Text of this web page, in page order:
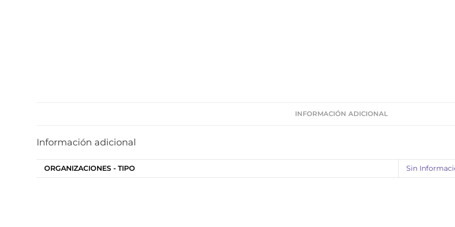
INFORMACIÓN ADICIONAL
Información adicional
ORGANIZACIONES - TIPO Sin